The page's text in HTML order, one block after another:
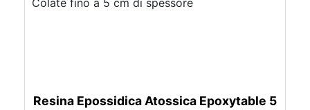
Resina Epossidica Atossica Epoxytable 5